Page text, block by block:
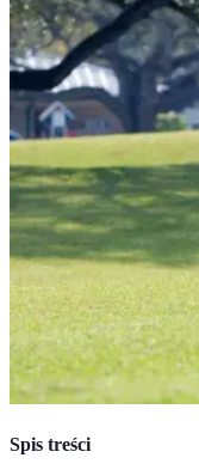
Spis treści